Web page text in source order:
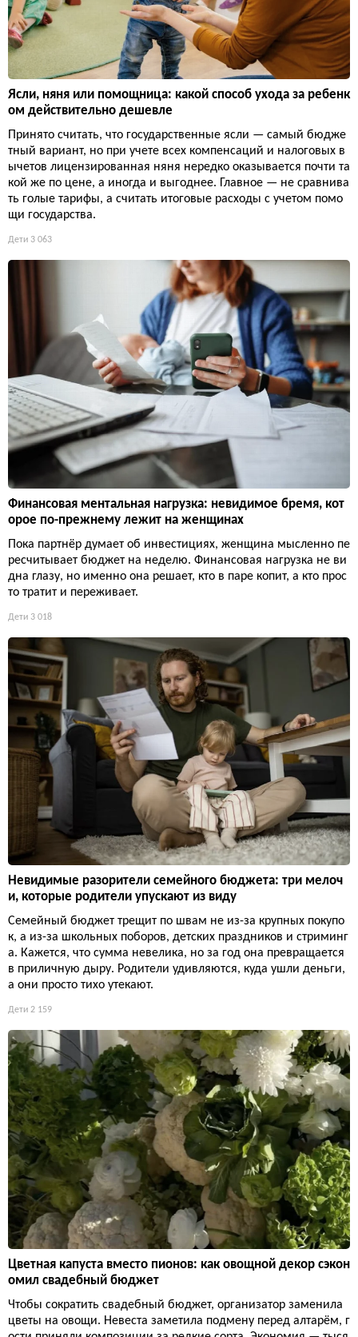
Ясли, няня или помощница: какой способ ухода за ребенк
ом действительно дешевле
Принято считать, что государственные ясли — самый бюдже
тный вариант, но при учете всех компенсаций и налоговых в
ычетов лицензированная няня нередко оказывается почти та
кой же по цене, а иногда и выгоднее. Главное — не сравнива
ть голые тарифы, а считать итоговые расходы с учетом помо
щи государства.
Дети 3 063
Финансовая ментальная нагрузка: невидимое бремя, кот
орое по-прежнему лежит на женщинах
Пока партнёр думает об инвестициях, женщина мысленно пе
ресчитывает бюджет на неделю. Финансовая нагрузка не ви
дна глазу, но именно она решает, кто в паре копит, а кто прос
то тратит и переживает.
Дети 3 018
Невидимые разорители семейного бюджета: три мелоч
и, которые родители упускают из виду
Семейный бюджет трещит по швам не из-за крупных покупо
к, а из-за школьных поборов, детских праздников и стриминг
а. Кажется, что сумма невелика, но за год она превращается
в приличную дыру. Родители удивляются, куда ушли деньги,
а они просто тихо утекают.
Дети 2 159
Цветная капуста вместо пионов: как овощной декор сэкон
омил свадебный бюджет
Чтобы сократить свадебный бюджет, организатор заменила
цветы на овощи. Невеста заметила подмену перед алтарём, г